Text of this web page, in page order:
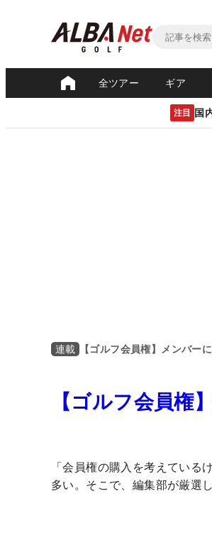
全ツアー ギア
注目 国
連載 【ゴルフ会員権】メンバー
【ゴルフ会員権
「会員権の購入を考えてい
多い。そこで、編集部が厳選